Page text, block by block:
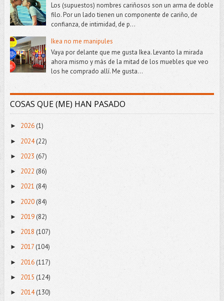
Los (supuestos) nombres cariñosos son un arma de doble
filo. Por un lado tienen un componente de cariño, de
confianza, de intimidad, de p...
Ikea no me manipules
Vaya por delante que me gusta Ikea. Levanto la mirada
ahora mismo y más de la mitad de los muebles que veo
los he comprado allí. Me gusta...
COSAS QUE (ME) HAN PASADO
► 2026(1)
► 2024(22)
► 2023 (67)
► 2022 (86)
► 2021 (84)
► 2020 (84)
► 2019(82)
► 2018 (107)
► 2017 (104)
► 2016 (117)
► 2015 (124)
► 2014(130)